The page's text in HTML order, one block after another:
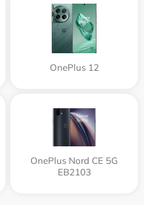
OnePlus 12
OnePlus Nord CE 5G
EB2103